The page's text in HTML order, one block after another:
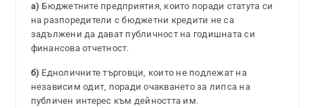
а) Бюджетните предприятия, които поради статута си
на разпоредители с бюджетни кредити не са
задължени да дават публичност на годишната си
финансова отчетност.
б) Едноличните търговци, които не подлежат на
независим одит, поради очакването за липса на
публичен интерес към дейността им.